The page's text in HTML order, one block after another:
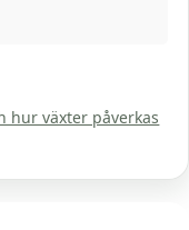
hur växter påverkas